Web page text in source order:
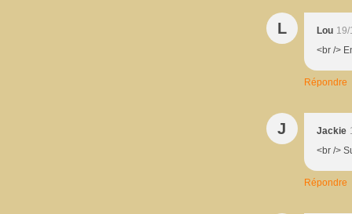
L Lou
<br />
Répondre
J Jackie
<br />
Répondre